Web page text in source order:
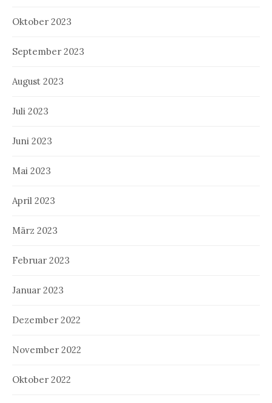
Oktober 2023
September 2023
August 2023
Juli 2023
Juni 2023
Mai 2023
April 2023
März 2023
Februar 2023
Januar 2023
Dezember 2022
November 2022
Oktober 2022